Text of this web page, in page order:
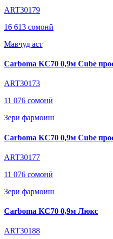
ART30179
16 613 сомонӣ
Мавҷуд аст
Carboma KC70 0,9м Cube
ART30173
11 076 сомонӣ
Зери фармоиш
Carboma KC70 0,9м Cube
ART30177
11 076 сомонӣ
Зери фармоиш
Carboma KC70 0,9м Люкс
ART30188